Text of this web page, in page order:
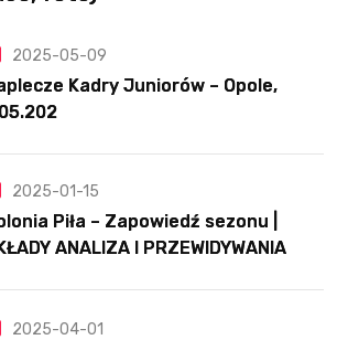
2025-05-09
Kadry Juniorów – Opole,
2025-01-15
Piła – Zapowiedź sezonu |
ANALIZA I PRZEWIDYWANIA
2025-04-01